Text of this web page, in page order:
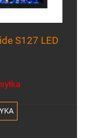
S127 LED